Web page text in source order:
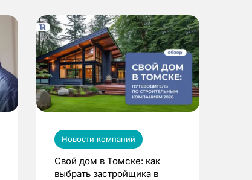
Новости компаний
Свой дом в Томске: как
выбрать застройщика в